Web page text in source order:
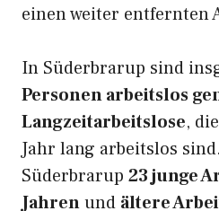
einen weiter entfernten
In Süderbrarup sind
Personen arbeitslos
Langzeitarbeitslose,
Jahr lang arbeitslos
Süderbrarup 23 junge
Jahrenund ältere